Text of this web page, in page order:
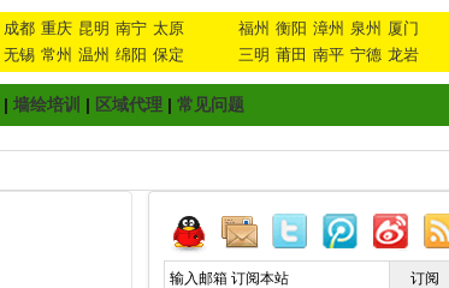
成都 重庆 昆明 南宁 太原
无锡 常州 温州 绵阳 保定
福州 衡阳 漳州 泉州 厦门
三明 莆田 南平 宁德 龙岩
| 墙绘培训 | 区域代理 | 常见问题